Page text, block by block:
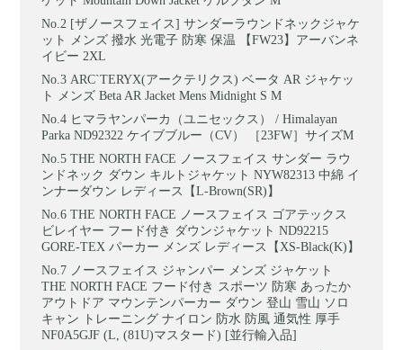
[ザノースフェイス] サンダーラウンドネックジャケ
ット メンズ 撥水 光電子 防寒 保温 【FW23】アーバンネ
イビー 2XL
ARC`TERYX(アークテリクス) ベータ AR ジャケッ
ト メンズ Beta AR Jacket Mens Midnight S M
ヒマラヤンパーカ（ユニセックス） / Himalayan
Parka ND92322 ケイブブルー（CV） ［23FW］サイズM
THE NORTH FACE ノースフェイス サンダー ラウ
ンドネック ダウン キルトジャケット NYW82313 中綿 イ
ンナーダウン レディース【L-Brown(SR)】
THE NORTH FACE ノースフェイス ゴアテックス
ビレイヤー フード付き ダウンジャケット ND92215
GORE-TEX パーカー メンズ レディース【XS-Black(K)】
ノースフェイス ジャンパー メンズ ジャケット
THE NORTH FACE フード付き スポーツ 防寒 あったか
アウトドア マウンテンパーカー ダウン 登山 雪山 ソロ
キャン トレーニング ナイロン 防水 防風 通気性 厚手
NF0A5GJF (L, (81U)マスタード) [並行輸入品]